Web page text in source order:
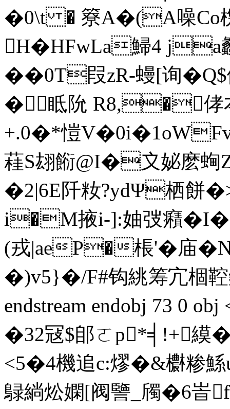
�0\t � 簝A�(A噪Co
H�HFwLa鯞4 ja
��0Τ叚zR-蟃[询�
� 眡阭 R8,�侾
+.0�*愷
蓕S翃餰@I�〩妼麽
�2|6E阡籹?ydΨ栖餅
i�M掖i-]:妯弢癪
(戎|aeP�棖'�庙
�)v5}�/F#钩絩筹宂棝
endstream endobj 73 0
�32冦$郋ㄛp*╡!+
<5�4機追c:熮�&欁糁
鵦緔炂嫻[阀譼_斶�6峕f